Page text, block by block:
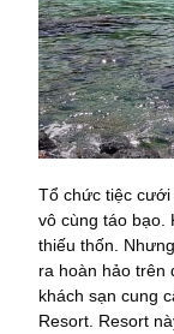
Tổ chức tiệc
vô cùng táo bạo.
thiếu thốn.
ra hoàn hảo trên
khách sạn cung
Resort. Resort